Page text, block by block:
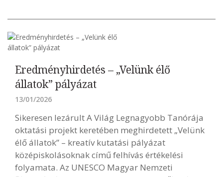
Eredményhirdetés – „Velünk élő
állatok” pályázat
13/01/2026
Sikeresen lezárult A Világ Legnagyobb Tanórája
oktatási projekt keretében meghirdetett „Velünk
élő állatok” – kreatív kutatási pályázat
középiskolásoknak című felhívás értékelési
folyamata. Az UNESCO Magyar Nemzeti